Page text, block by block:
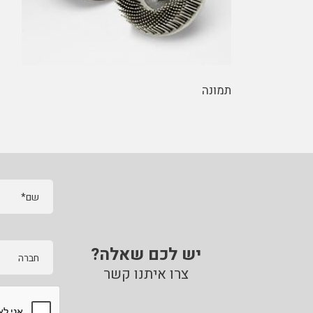
תמונה
יש לכם שאלה?
צרו איתנו קשר
שם*
חברה